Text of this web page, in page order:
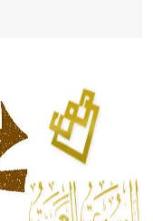
الحكم، الأدلة،
له الفضل بأنه حرر
- هل تعلم أن
من مادة كربونات